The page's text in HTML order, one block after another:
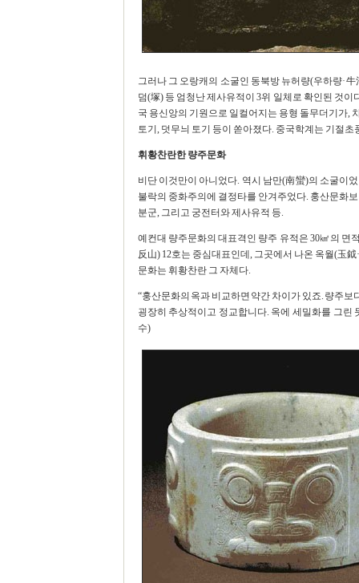
그러나 그 오랑캐의 소굴인 동북방 뉴허량(우하량·
덤(塚) 등 엄청난 제사유적이 3위 일체로 확인된 것
국 용신앙의 기원으로 일컬어지는 용형 돌무더기가,
토기, 덧무늬 토기 등이 쏟아졌다. 중국학계는 기절초
휘황찬란한 량주문화
비단 이것만이 아니었다. 역시 남만(南蠻)의 소굴이
불락의 중화주의에 결정타를 안겨주었다. 훙산문화
분군, 그리고 궁전터와 제사유적 등.
예컨대 량주문화의 대표격인 량주 유적은 30㎢의 면
反山) 12호는 중심대표인데, 그곳에서 나온 옥월(玉
문화는 휘황찬란 그 자체다.
“훙산문화의 옥과 비교하면 약간 차이가 있죠. 량주
굉장히 추상적이고 정교합니다. 옥에 세밀화를 그린
수)